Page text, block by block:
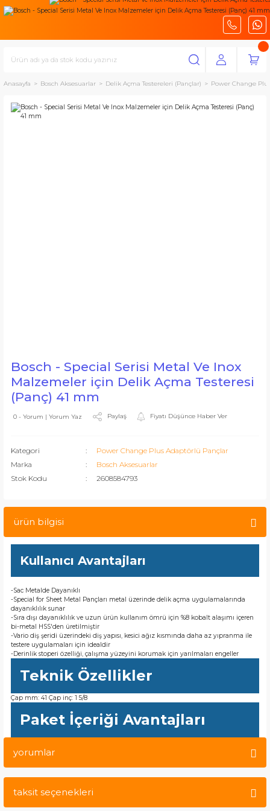
Anasayfa Bosch Aksesuarlar Delik Açma Testereleri (Pançlar) Power Change
Bosch - Special Serisi Metal Ve Inox
Malzemeler için Delik Açma Testeresi
(Panç) 41 mm
0 - Yorum | Yorum Yaz Paylaş Fiyatı Düşünce Haber Ver
Kategori
Power Change Plus Adaptörlü Pançlar
Marka
Bosch Aksesuarlar
Stok Kodu
2608584793
ürün bilgisi
Kullanıcı Avantajları
-Sac Metalde Dayanıklı
-Special for Sheet Metal Pançları metal üzerinde delik açma uygulamalarında
dayanıklılık sunar
-Sıra dışı dayanıklılık ve uzun ürün kullanım ömrü için %8 kobalt alaşımı içeren
bi-metal HSS'den üretilmiştir
-Vario diş şeridi üzerindeki diş yapısı, kesici ağız kısmında daha az yıpranma ile
testere uygulamaları için idealdir
-Derinlik stoperi özelliği, çalışma yüzeyini korumak için yarılmaları engeller
Teknik Özellikler
Çap mm: 41 Çap inç: 1 5/8
Paket İçeriği Avantajları
yorumlar
taksit seçenekleri